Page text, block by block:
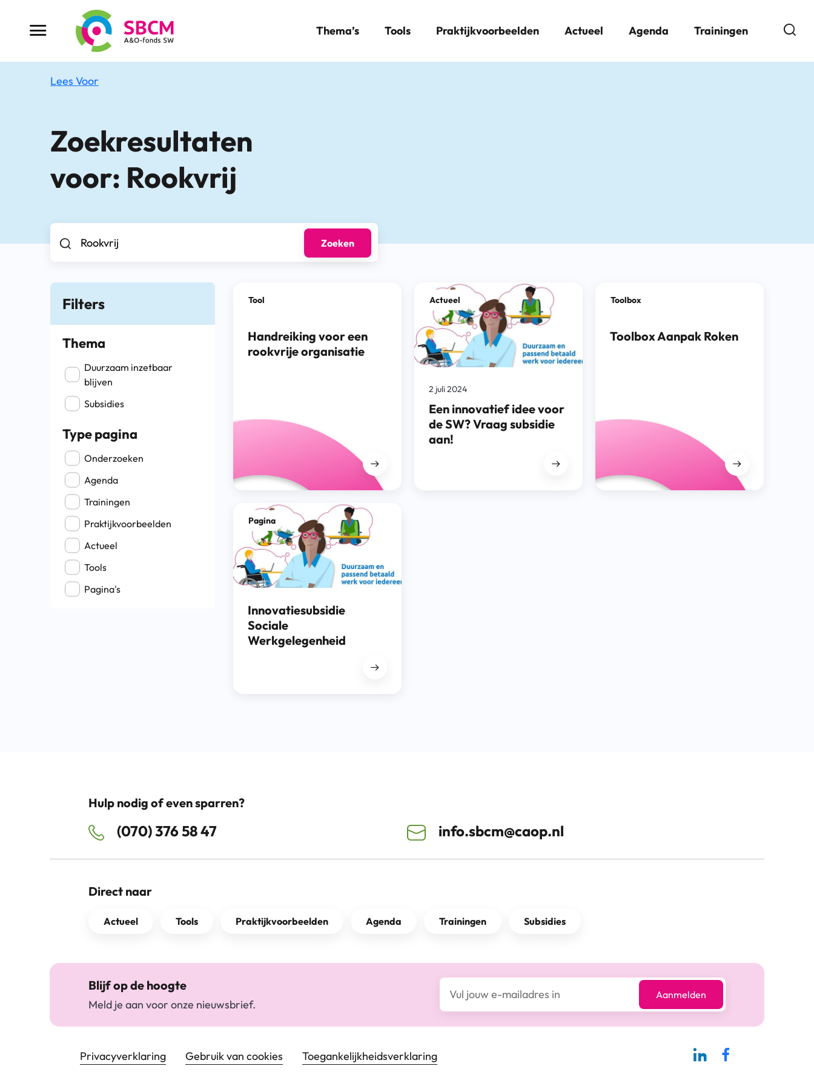
Menu button Thema’s Tools Praktijkvoorbeelden Actueel Agenda Trainingen
Lees Voor
Zoekresultaten
voor: Rookvrij
Zoek naar..
Zoeken
Filters
Thema
Filter op Thema
Duurzaam inzetbaar
blijven
Subsidies
Type pagina
Filter op Type pagina
Onderzoeken
Agenda
Trainingen
Praktijkvoorbeelden
Actueel
Tools
Pagina's
Tool
Handreiking voor een
rookvrije organisatie
Actueel
Een innovatief idee voor
de SW? Vraag subsidie
aan!
2 juli 2024
Toolbox
Toolbox Aanpak Roken
Pagina
Innovatiesubsidie
Sociale
Werkgelegenheid
Hulp nodig of even sparren?
(070) 376 58 47 info.sbcm@caop.nl
Direct naar
Actueel Tools Praktijkvoorbeelden Agenda Trainingen Subsidies
Blijf op de hoogte
Meld je aan voor onze nieuwsbrief.
E-mailadres*
Aanmelden
Footer navigatie
Privacyverklaring Gebruik van cookies Toegankelijkheids­verklaring
Linkedin-pagina SBCM
Facebook SBCM